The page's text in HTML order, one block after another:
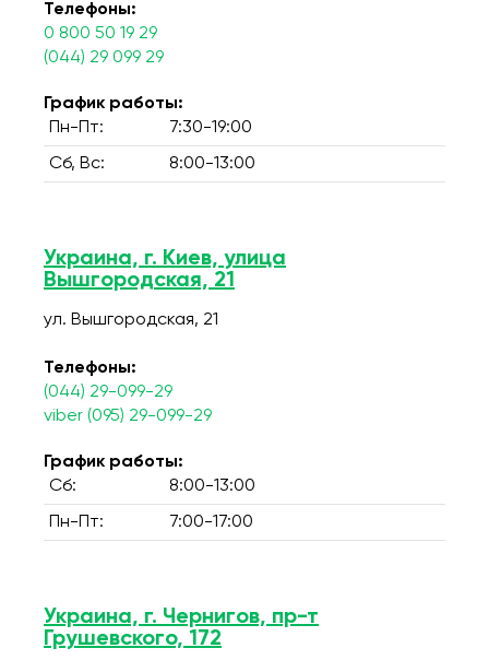
Телефоны:
0 800 50 19 29
(044) 29 099 29
График работы:
Пн-Пт:
7:30-19:00
Сб, Вс: 8:00-13:00
Украина, г. Киев, улица
Вышгородская, 21
ул. Вышгородская, 21
Телефоны:
(044) 29-099-29
viber (095) 29-099-29
График работы:
Сб:
8:00-13:00
Пн-Пт: 7:00-17:00
Украина, г. Чернигов, пр-т
Грушевского, 172